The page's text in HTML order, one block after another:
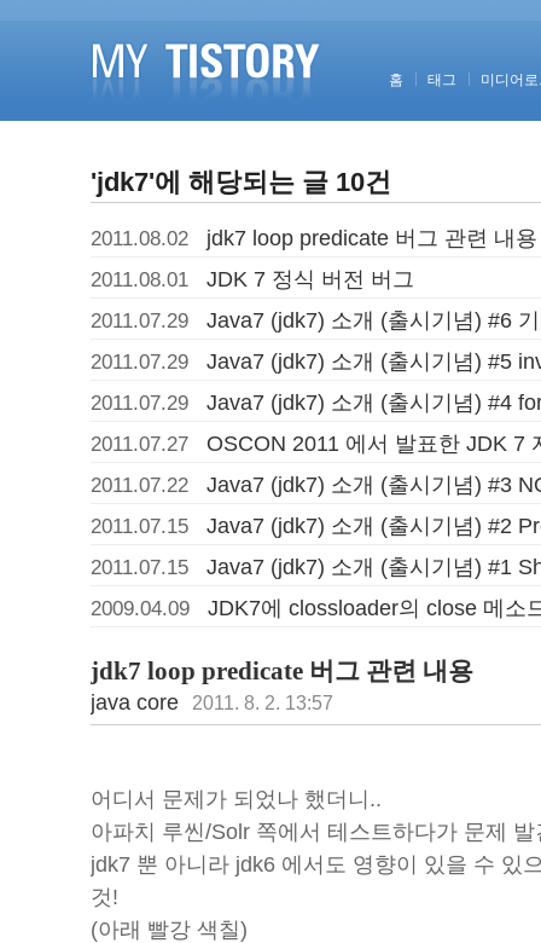
홈 태그 미디어
'jdk7'에 해당되는 글 10건
2011.08.02 jdk7 loop predicate 버그 관련 내용
2011.08.01 JDK 7 정식 버전 버그
2011.07.29 Java7 (jdk7) 소개 (출시기념) #6
2011.07.29 Java7 (jdk7) 소개 (출시기념) #5
2011.07.29 Java7 (jdk7) 소개 (출시기념) #4
2011.07.27 OSCON 2011 에서 발표한 JDK 7
2011.07.22 Java7 (jdk7) 소개 (출시기념) #3
2011.07.15 Java7 (jdk7) 소개 (출시기념) #2
2011.07.15 Java7 (jdk7) 소개 (출시기념) #1
2009.04.09 JDK7에 clossloader의 close 메소
jdk7 loop predicate 버그 관련 내용
java core 2011. 8. 2. 13:57
어디서 문제가 되었나 했더니..
아파치 루씬/Solr 쪽에서 테스트하다가 문제
jdk7 뿐 아니라 jdk6 에서도 영향이 있을 수 있
것!
(아래 빨강 색칠)